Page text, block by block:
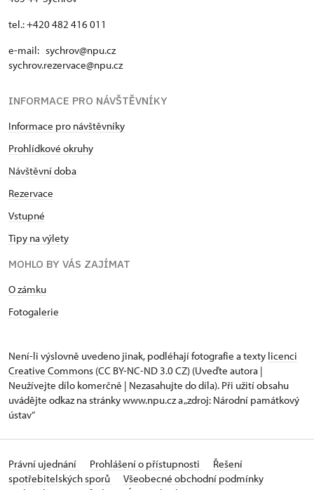
tel.: +420 482 416 011
e-mail: sychrov@npu.cz
sychrov.rezervace@npu.cz
INFORMACE PRO NÁVŠTĚVNÍKY
Informace pro návštěvníky
Prohlídkové okruhy
Návštěvní doba
Rezervace
Vstupné
Tipy na výlety
MOHLO BY VÁS ZAJÍMAT
O zámku
Fotogalerie
Není-li výslovně uvedeno jinak, podléhají fotografie a texty licenci
Creative Commons (CC BY-NC-ND 3.0 CZ) (Uveďte autora |
Neužívejte dílo komerčně | Nezasahujte do díla). Při užití obsahu
uvádějte odkaz na stránky www.npu.cz a „zdroj: Národní památkový
ústav“
Právní ujednání Prohlášení o přístupnosti
Řešení
spotřebitelských sporů
Všeobecné obchodní podmínky